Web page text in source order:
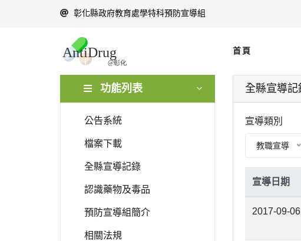
彰化縣政府教育處學特科預防宣導組
首頁
功能列表
公告系統
檔案下載
全縣宣導記錄
認識藥物及毒品
預防宣導組簡介
相關法規
全縣宣導記
宣導類別
教職宣導
宣導日期
2017-09-06